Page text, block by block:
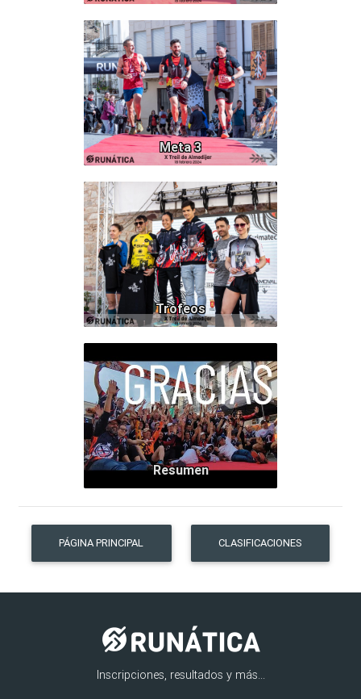
Meta 3
601
Trofeos
69
Resumen
PÁGINA PRINCIPAL CLASIFICACIONES
Inscripciones, resultados y más...